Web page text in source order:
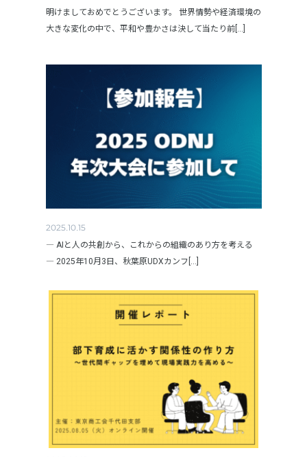
明けましておめでとうございます。 世界情勢や経済環境の
大きな変化の中で、平和や豊かさは決して当たり前[...]
2025.10.15
― AIと人の共創から、これからの組織のあり方を考える
― 2025年10月3日、秋葉原UDXカンフ[...]